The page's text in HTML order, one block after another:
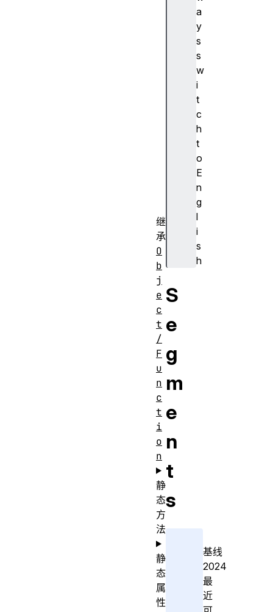
a
y
s
s
w
i
t
c
h
t
o
E
n
g
l
i
s
h
S
e
g
m
e
n
t
s
基线
2024
最
近
继
承
O
b
j
e
c
t
/
F
u
n
c
t
i
o
n
静
态
方
法
静
态
属
性